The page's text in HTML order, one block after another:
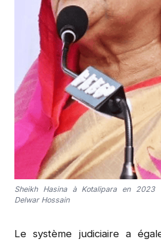
Sheikh Hasina à Kotalipara en 2023
Delwar Hossain
Le système judiciaire a